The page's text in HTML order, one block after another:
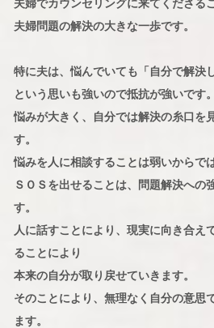
夫婦でカウンセリングに来てくださる
夫婦問題の解決の大きな一歩です。
特に夫は、悩んでいても「自分で解決
という思いも強いので抵抗が強いです。
悩みが大きく、自分では解決の糸口を
す。
悩みを人に相談することは弱いからで
ＳＯＳを出せることは、問題解決への
す。
人に話すことにより、現実に向き合え
ることにより
本来の自分が取り戻せていきます。
そのことにより、無理なく自分の意思
ます。